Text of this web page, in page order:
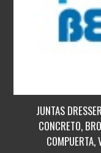
JUNTAS
CONCRETO,
COMPUERTA,